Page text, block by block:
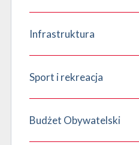
Infrastruktura
Sport i rekreacja
Budżet Obywatelski